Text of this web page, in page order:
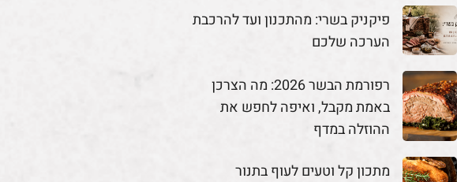
פיקניק בשרי: מהתכנון ועד להרכבת
הערכה שלכם
רפורמת הבשר 2026: מה הצרכן
באמת מקבל, ואיפה לחפש את
ההוזלה במדף
מתכון קל וטעים לעוף בתנור